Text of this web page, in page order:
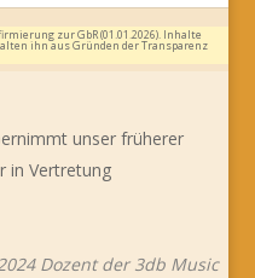
zur GbR (01.01.2026). Inhalte
ihn aus Gründen der Transparenz
unser früherer
in Vertretung
Dozent der 3db Music